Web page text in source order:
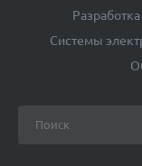
Системы